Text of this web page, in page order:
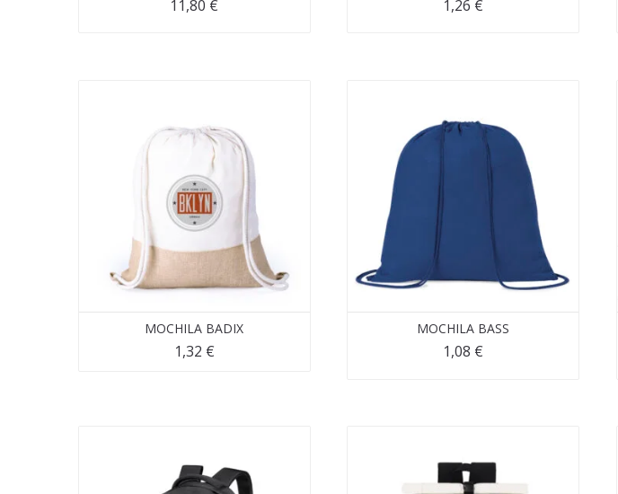
11,80 € 1,26 €
MOCHILA BADIX
1,32 €
MOCHILA BASS
1,08 €